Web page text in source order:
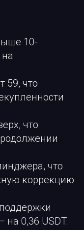
10-
59, что
что
что
коррекцию
на 0,36 USDT.